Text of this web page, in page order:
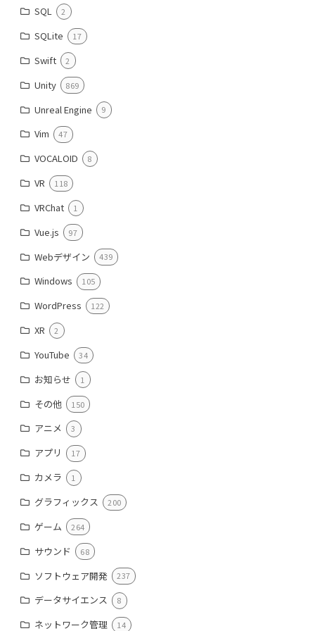
SQL 2
SQLite 17
Swift 2
Unity 869
Unreal Engine 9
Vim 47
VOCALOID 8
VR 118
VRChat 1
Vue.js 97
Webデザイン 439
Windows 105
WordPress 122
XR 2
YouTube 34
お知らせ 1
その他 150
アニメ 3
アプリ 17
カメラ 1
グラフィックス 200
ゲーム 264
サウンド 68
ソフトウェア開発 237
データサイエンス 8
ネットワーク管理 14